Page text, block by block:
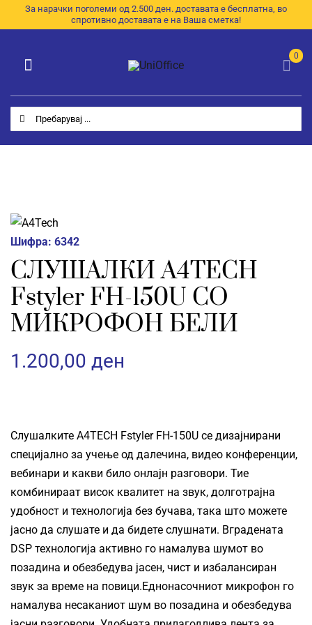
to
За нарачки поголеми од 2.500 ден. доставата е бесплатна, во
спротивно доставата е на Ваша сметка!
Search
for:
0
Toggle
Navigation
Категории
Почетна
E-Каталог
Контакт
Шифра: 6342
СЛУШАЛКИ A4TECH
Fstyler FH-150U СО
МИКРОФОН БЕЛИ
1.200,00 ден
Слушалките A4TECH Fstyler FH-150U се дизајнирани
специјално за учење од далечина, видео конференции,
вебинари и какви било онлајн разговори. Тие
комбинираат висок квалитет на звук, долготрајна
удобност и технологија без бучава, така што можете
јасно да слушате и да бидете слушнати. Вградената
DSP технологија активно го намалува шумот во
позадина и обезбедува јасен, чист и избалансиран
звук за време на повици.Еднонасочниот микрофон го
намалува несаканиот шум во позадина и обезбедува